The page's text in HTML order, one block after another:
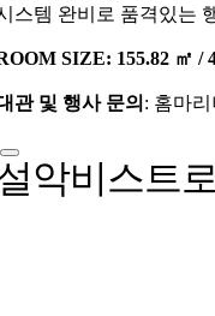
스템 완비로 품격있는
SIZE: 155.82 ㎡ /
관 및 행사 문의 : 홈마
악비스트로